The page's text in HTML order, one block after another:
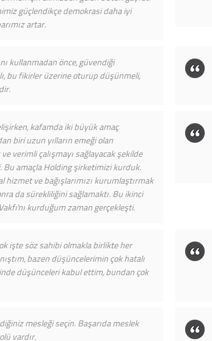
güçlendikçe demokrasi daha iyi
artar.
kullanmadan önce, güvendiği
bu fikirler üzerine oturup düşünmeli,
kafamda iki büyük amaç
biri uzun yılların emeği olan
verimli çalışmayı sağlayacak şekilde
Bu amaçla Holding şirketimizi kurduk.
hizmet ve bağışlarımızı kurumlaştırmak
da sürekliliğini sağlamaktı. Bu ikinci
kurduğum zaman gerçekleşti.
işte söz sahibi olmakla birlikte her
bazen düşüncelerimin çok hatalı
düşünceleri kabul ettim, bundan çok
mesleği seçin. Başarıda meslek
vardır.